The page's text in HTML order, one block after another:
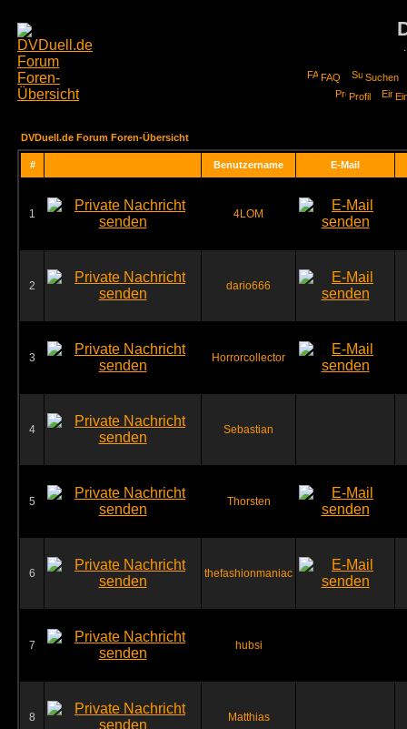
FAQ
Suchen
Profil
DVDuell.de Forum Foren-Übersicht
# Benutzername E-Mail
1 4LOM
2 dario666
3 Horrorcollector
4 Sebastian
5 Thorsten
6 thefashionmaniac
7 hubsi
8 Matthias